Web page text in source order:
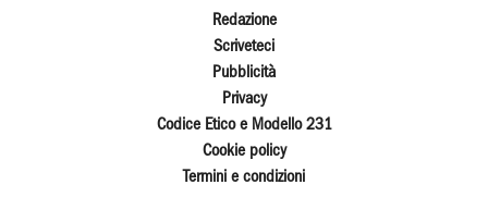
Redazione
Scriveteci
Pubblicità
Privacy
Codice Etico e Modello 231
Cookie policy
Termini e condizioni